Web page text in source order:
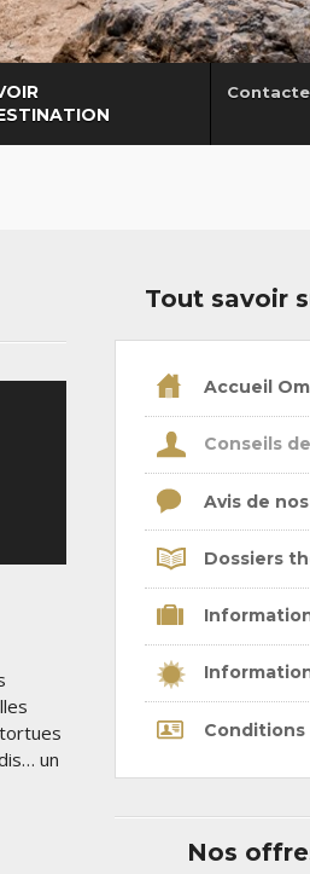
un
Tout savoir
Accueil
Conseils
Avis de
Dossiers
Conditions
Nos